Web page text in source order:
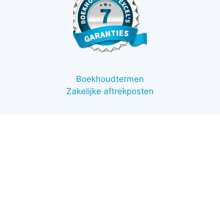
Boekhoudtermen
Zakelijke aftrekposten